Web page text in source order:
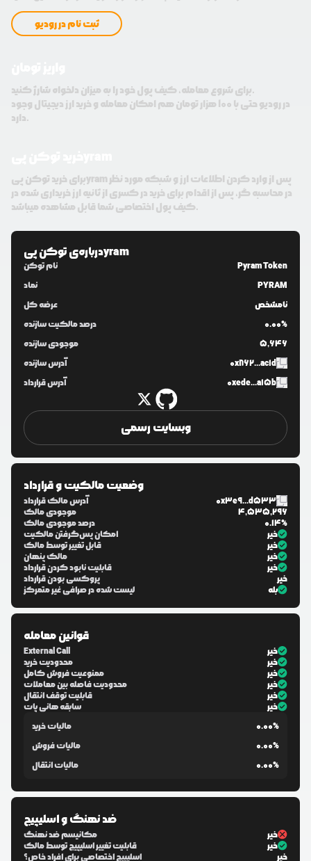
ثبت نام در رودیو
برای شروع معامله، کیف پول خود را به میزان دلخواه شارژ کنید.
در رودیو حتی با 100 هزار تومان هم امکان معامله و خرید ارز دیجیتال وجود
دارد.
برای خرید توکن پیyram پس از وارد کردن اطلاعات ارز و شبکه مورد نظر
در محاسبه گر، پس از اقدام برای خرید در کسری از ثانیه ارز خریداری شده در
کیف پول اختصاصی شما قابل مشاهده میباشد.
درباره‌یتوکن پیyram
نام توکن
Pyram Token
نماد
PYRAM
عرضه کل
نامشخص
درصد مالکیت سازنده
0.00%
موجودی سازنده
5,646
آدرس سازنده
0x862...ac1d
آدرس قرارداد
0xede...a15b
وبسایت رسمی
وضعیت مالکیت و قرارداد
آدرس مالک قرارداد
0x3e9...d533
موجودی مالک
4,535,296
درصد موجودی مالک
0.14%
امکان پس‌گرفتن مالکیت
خیر
قابل تغییر توسط مالک
خیر
مالک پنهان
خیر
قابلیت نابود کردن قرارداد
خیر
پروکسی بودن قرارداد
خیر
لیست شده در صرافی غیر متمرکز
بله
قوانین معامله
External Call
خیر
محدودیت خرید
خیر
ممنوعیت فروش کامل
خیر
محدودیت فاصله بین معاملات
خیر
قابلیت توقف انتقال
خیر
سابقه هانی پات
خیر
مالیات خرید
0.00%
مالیات فروش
0.00%
مالیات انتقال
0.00%
ضد نهنگ و اسلیپیج
مکانیسم ضد نهنگ
خیر
قابلیت تغییر اسلیپیج توسط مالک
خیر
اسلیپیج اختصاصی برای افراد خاص؟
خیر